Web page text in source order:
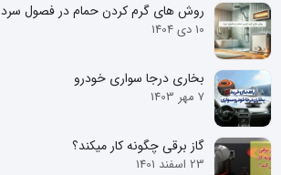
روش های گرم کردن حمام در فصول سرد
10 دی 1404
بخاری درجا سواری خودرو
7 مهر 1403
گاز برقی چگونه کار میکند؟
23 اسفند 1401